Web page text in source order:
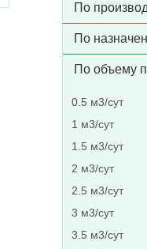
По
По
По объему
0.5 м3/сут
1 м3/сут
1.5 м3/сут
2 м3/сут
2.5 м3/сут
3 м3/сут
3.5 м3/сут